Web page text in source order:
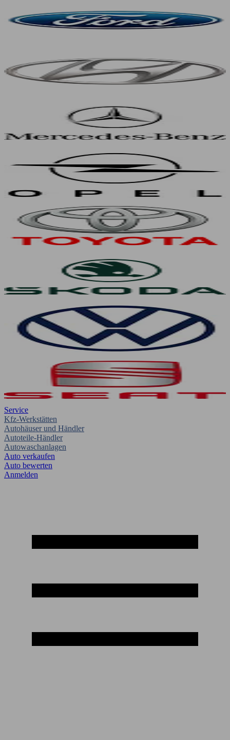
Service
Kfz-Werkstätten
Autohäuser und Händler
Autoteile-Händler
Autowaschanlagen
Auto verkaufen
Auto bewerten
Anmelden